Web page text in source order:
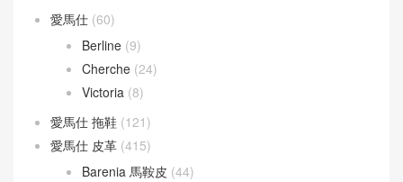
愛馬仕 (60)
Berline (9)
Cherche (24)
Victoria (8)
愛馬仕 拖鞋 (121)
愛馬仕 皮革 (415)
Barenia 馬鞍皮 (44)